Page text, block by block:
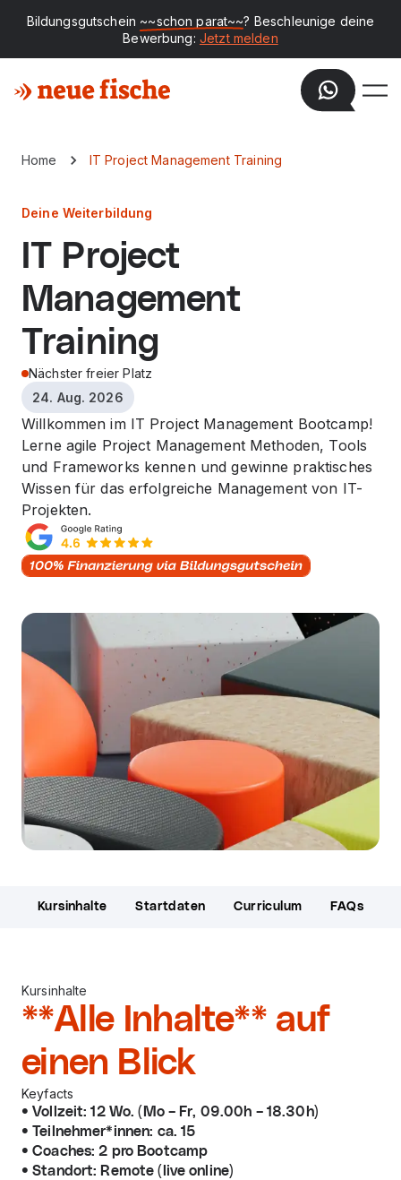
Bildungsgutschein ~~schon parat~~? Beschleunige deine
Bewerbung: Jetzt melden
Home IT Project Management Training
Deine Weiterbildung
IT Project
Management
Training
Nächster freier Platz
24. Aug. 2026
Willkommen im IT Project Management Bootcamp!
Lerne agile Project Management Methoden, Tools
und Frameworks kennen und gewinne praktisches
Wissen für das erfolgreiche Management von IT-
Projekten.
Kursinhalte Startdaten Curriculum FAQs
Kursinhalte
**Alle Inhalte** auf
einen Blick
Keyfacts
Vollzeit: 12 Wo. (Mo – Fr, 09.00h – 18.30h)
Teilnehmer*innen: ca. 15
Coaches: 2 pro Bootcamp
Standort: Remote (live online)